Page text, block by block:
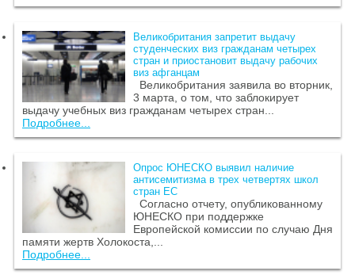
Великобритания запретит выдачу
студенческих виз гражданам четырех
стран и приостановит выдачу рабочих
виз афганцам
Великобритания заявила во вторник,
3 марта, о том, что заблокирует
выдачу учебных виз гражданам четырех стран...
Подробнее...
Опрос ЮНЕСКО выявил наличие
антисемитизма в трех четвертях школ
стран ЕС
Согласно отчету, опубликованному
ЮНЕСКО при поддержке
Европейской комиссии по случаю Дня
памяти жертв Холокоста,...
Подробнее...